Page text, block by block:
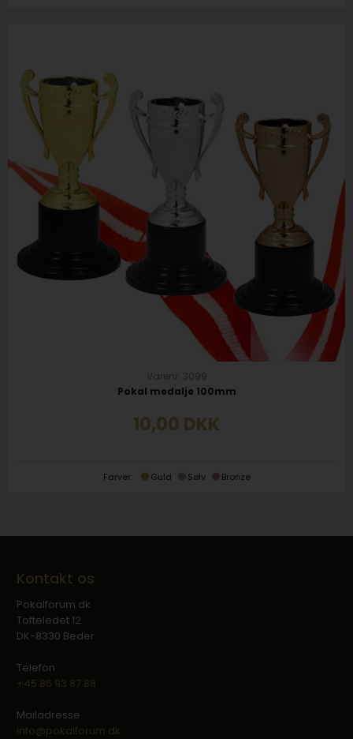
Varenr. 3099
Pokal medalje 100mm
10,00 DKK
Farver: Guld Sølv Bronze
Kontakt os
Pokalforum.dk
Tofteledet 12
DK-8330 Beder
Telefon
+45 86 93 87 88
Mailadresse
info@pokalforum.dk